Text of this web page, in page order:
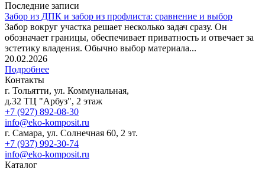
Последние записи
Забор из ДПК и забор из профлиста: сравнение и выбор
Забор вокруг участка решает несколько задач сразу. Он
обозначает границы, обеспечивает приватность и отвечает за
эстетику владения. Обычно выбор материала...
20.02.2026
Подробнее
Контакты
г. Тольятти, ул. Коммунальная,
д.32 ТЦ "Арбуз", 2 этаж
+7 (927) 892-08-30
info@eko-komposit.ru
г. Самара, ул. Солнечная 60, 2 эт.
+7 (937) 992-30-74
info@eko-komposit.ru
Каталог